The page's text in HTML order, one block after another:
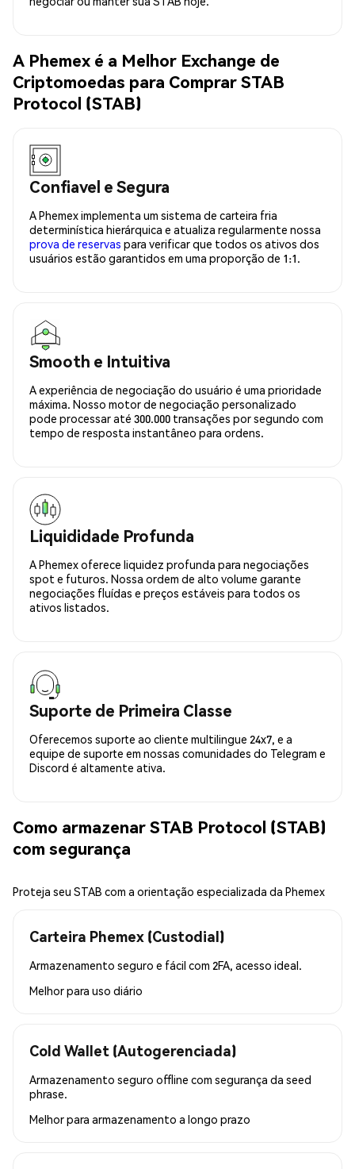
A Phemex é a Melhor Exchange de
Criptomoedas para Comprar STAB
Protocol (STAB)
Confiavel e Segura
A Phemex implementa um sistema de carteira fria
determinística hierárquica e atualiza regularmente nossa
prova de reservas para verificar que todos os ativos dos
usuários estão garantidos em uma proporção de 1:1.
Smooth e Intuitiva
A experiência de negociação do usuário é uma prioridade
máxima. Nosso motor de negociação personalizado
pode processar até 300.000 transações por segundo com
tempo de resposta instantâneo para ordens.
Liquididade Profunda
A Phemex oferece liquidez profunda para negociações
spot e futuros. Nossa ordem de alto volume garante
negociações fluídas e preços estáveis para todos os
ativos listados.
Suporte de Primeira Classe
Oferecemos suporte ao cliente multilingue 24x7, e a
equipe de suporte em nossas comunidades do Telegram e
Discord é altamente ativa.
Como armazenar STAB Protocol (STAB)
com segurança
Proteja seu STAB com a orientação especializada da Phemex
Carteira Phemex (Custodial)
Armazenamento seguro e fácil com 2FA, acesso ideal.
Melhor para uso diário
Cold Wallet (Autogerenciada)
Armazenamento seguro offline com segurança da seed
phrase.
Melhor para armazenamento a longo prazo